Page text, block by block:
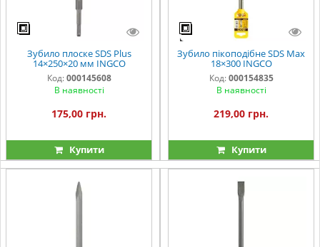
Зубило плоске SDS Plus
14×250×20 мм INGCO
Код: 000145608
В наявності
175,00 грн.
Купити
Зубило пікоподібне SDS Max
18×300 INGCO
Код: 000154835
В наявності
219,00 грн.
Купити